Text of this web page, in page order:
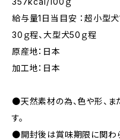
給与量1日当目安 ：超小型
30ｇ程、大型犬50ｇ程
原産地：日本
加工地：日本
●天然素材の為、色や形、ま
す。
●開封後は賞味期限に関わ